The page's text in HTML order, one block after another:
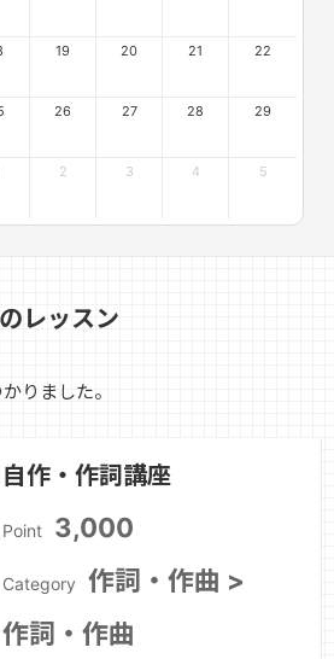
19 20 21 22
26 27 28 29
2 3 4 5
レッスン
りました。
自作・作詞講座
Point 3,000
Category
作詞・作曲 >
作詞・作曲